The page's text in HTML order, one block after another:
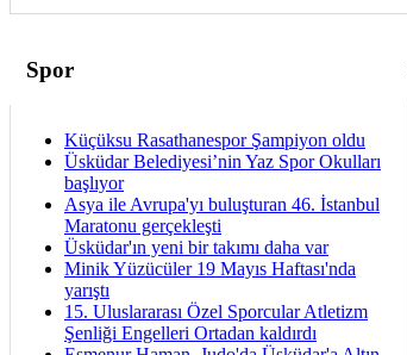
Spor
Küçüksu Rasathanespor Şampiyon oldu
Üsküdar Belediyesi’nin Yaz Spor Okulları
başlıyor
Asya ile Avrupa'yı buluşturan 46. İstanbul
Maratonu gerçekleşti
Üsküdar'ın yeni bir takımı daha var
Minik Yüzücüler 19 Mayıs Haftası'nda
yarıştı
15. Uluslararası Özel Sporcular Atletizm
Şenliği Engelleri Ortadan kaldırdı